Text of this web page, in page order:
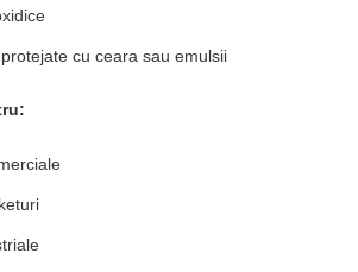
cu ceara sau emulsii